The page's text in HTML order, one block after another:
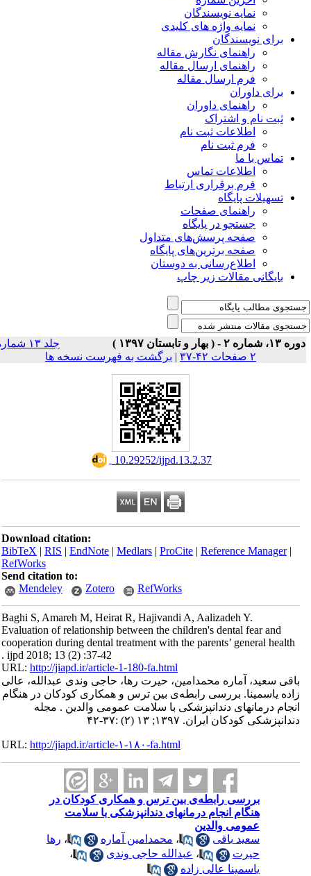
نمایه نویسندگان
نمایه واژه های کلیدی
برای نویسندگان
راهنمای نگارش مقاله
راهنمای ارسال مقاله
فرم ارسال مقاله
برای داوران
راهنمای داوران
ثبت نام و اشتراک
اطلاعات ثبت نام
فرم ثبت نام
تماس با ما
اطلاعات تماس
فرم برقراری ارتباط
تسهیلات پایگاه
راهنمای صفحات
جستجو در پایگاه
صفحه پرسش‌های متداول
صفحه برترین‌های پایگاه
اطلاع‌رسانی به دوستان
بایگانی مقالات زیر چاپ
شماره ۲ - ( بهار و تابستان ۱۳۹۷ )
جلد ۱۳ شماره
|برگشت به فهرست نسخه ها
‎ 10.29252/ijpd.13.2.37
Download citation:
BibTeX|RIS|EndNote|Medlars|ProCite|Reference Manager
RefWorks
Send citation to:
Mendeley
Zotero RefWorks
Baghi S, Amareh M, Heirat R, Hajivandi A, Aalizadeh Y.
Evaluation of relationship between the children's dental fear and
cooperation during dental treatment with the parents’ general health
. ijpd 2018; 13 (2) :37-42
URL:http://jiapd.ir/article-1-180-fa.html
باقی سعید، آماره محمدامین، حیرت رها، حاجی وندی عبدالله، عالی
زاده یاسمینا. بررسی رابطه‌ی بین ترس و همکاری کودکان در هنگام
انجام درمانهای دندانپزشکی با سلامت عمومی والدین . مجله
دندانپزشکی کودکان ایران. ۱۳۹۷; ۱۳ (۲) :۳۷-۴۲
URL:http://jiapd.ir/article-۱-۱۸۰-fa.html
بررسی رابطه‌ی بین ترس و همکاری کودکان در
هنگام انجام درمانهای دندانپزشکی با سلامت
عمومی والدین
سعید باقی
،محمدامین آماره ،رها
حیرت
،عبدالله حاجی وندی
،
یاسمینا عالی زاده